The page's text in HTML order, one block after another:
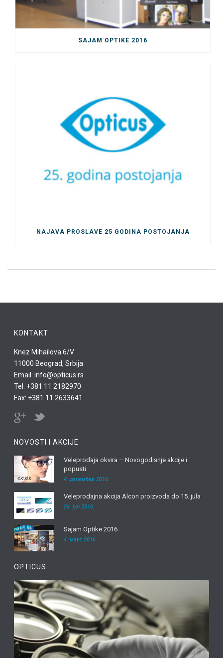
SAJAM OPTIKE 2016
NAJAVA PROSLAVE 25 GODINA POSTOJANJA
KONTAKT
Knez Mihailova 6/V
11000 Beograd, Srbija
Email: info@opticus.rs
Tel: +381 11 2182970
Fax: +381 11 2633641
NOVOSTI I AKCIJE
Veleprodaja okvira – Novogodisnje akcije i
popusti
4. децембар 2016.
Veleprodajna akcija Alcon proizvoda do 15. jula
24. јун 2016.
Sajam Optike 2016
4. март 2016.
OPTICUS